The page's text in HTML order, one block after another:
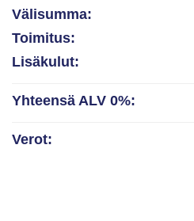
Välisumma:
Toimitus:
Lisäkulut:
Yhteensä ALV 0%:
Verot: